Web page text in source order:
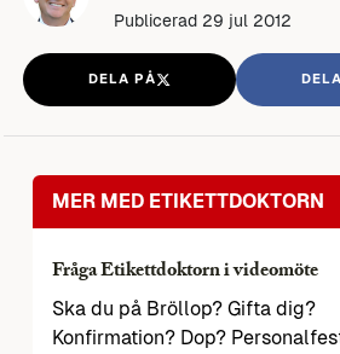
Publicerad 29 jul 2012
DELA PÅ
MER MED ETIKETTDOKTORN
Fråga Etikettdoktorn i videomöte
Ska du på Bröllop? Gifta dig?
Konfirmation? Dop?